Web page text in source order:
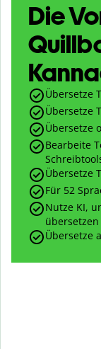
Die
Übersetze
Übersetze
Übersetze
Bearbeite
Übersetze
Für 52
Nutze KI,
übersetzen
Übersetze